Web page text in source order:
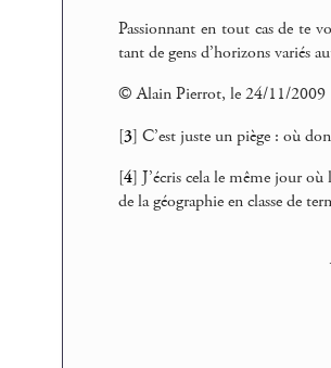
Passionnant en tout cas de te
tant de gens d’horizons variés
© Alain Pierrot, le 24/11/2009
[3] C’est juste un piège : où
[4] J’écris cela le même jour
de la géographie en classe de